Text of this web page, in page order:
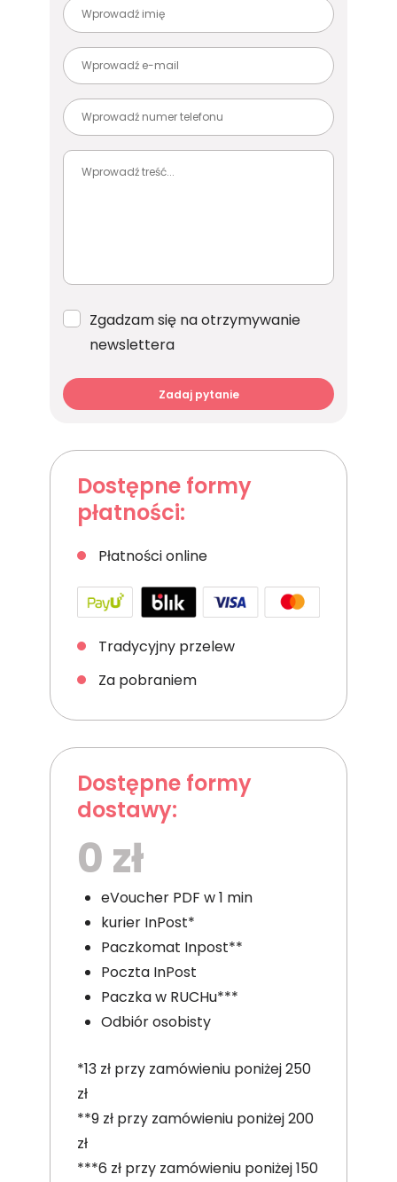
Zgadzam się na otrzymywanie
newslettera
Zadaj pytanie
Dostępne formy
płatności:
Płatności online
Tradycyjny przelew
Za pobraniem
Dostępne formy
dostawy:
0 zł
eVoucher PDF w 1 min
kurier InPost*
Paczkomat Inpost**
Poczta InPost
Paczka w RUCHu***
Odbiór osobisty
*13 zł przy zamówieniu poniżej 250
zł
**9 zł przy zamówieniu poniżej 200
zł
***6 zł przy zamówieniu poniżej 150